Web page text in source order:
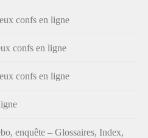
confs en ligne
confs en ligne
confs en ligne
enquête – Glossaires, Index,